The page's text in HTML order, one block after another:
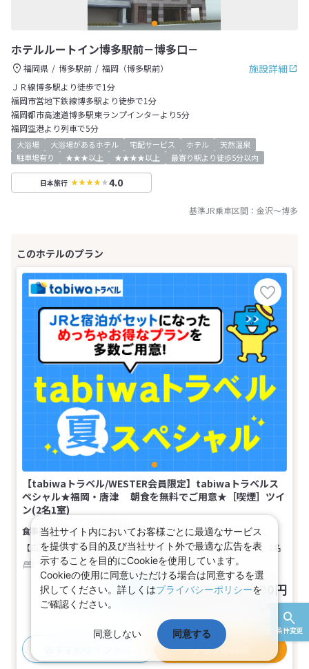
条件変更
ホテルルートイン博多駅前－博多口－
施設詳細
福岡県 博多駅前
福岡（博多駅前）
ＪＲ線博多駅より徒歩で1分
福岡市営地下鉄線博多駅より徒歩で1分
福岡都市高速道博多駅東ランプインターより5分
福岡空港より列車で5分
大浴場 大浴場があるホテル 宅配サービス ホテル
天然温泉
駐車場有り
★★★以上 ★★★★以上 最寄り駅より徒歩5分以内
日本旅行 4.0
基準JR乗車区間： 金沢～博多
【tabiwaトラベル/WESTER会員限定】tabiwaトラベルス
ペシャル★福岡・唐津 朝食を無料でご用意★［喫煙］ツイ
ン(2名1室)
食事なし
【広さ】16.5平米
【ベッド】幅115cm×長さ200cm（2台）
2名
ツイン
バス トイレ 喫煙
おとな1名 税込62,900～83,100円
円
(おとな2名 こども0名・1部屋/1泊2日)
プランの詳細
当社サイト内においてお客様ごとに最適なサービス
を提供する目的及び当社サイト外で最適な広告を表
示することを目的にCookieを使用しています。
Cookieの使用に同意いただける場合は同意するを選
択してください。詳しくはプライバシーポリシーを
ご確認ください。
同意しない 同意する